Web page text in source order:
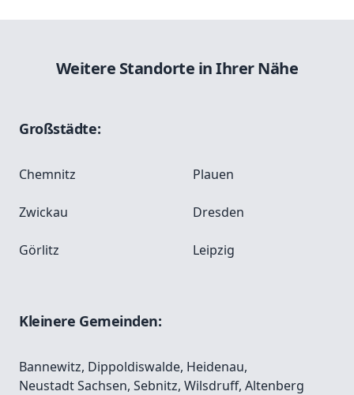
Weitere Standorte in Ihrer Nähe
Großstädte:
Chemnitz Plauen
Zwickau Dresden
Görlitz Leipzig
Kleinere Gemeinden:
Bannewitz, Dippoldiswalde, Heidenau,
Neustadt Sachsen, Sebnitz, Wilsdruff, Altenberg